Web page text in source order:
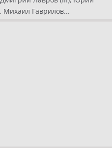
Михаил Гаврилов...